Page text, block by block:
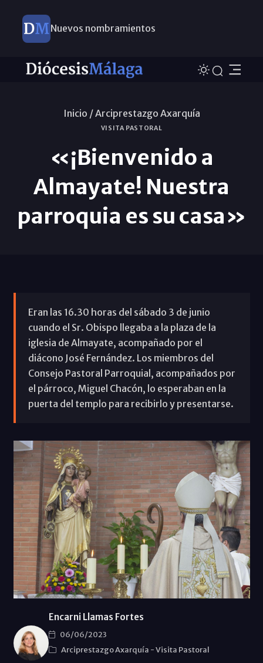
Nuevos nombramientos
Inicio /Arciprestazgo Axarquía
VISITA PASTORAL
«¡Bienvenido a
Almayate! Nuestra
parroquia es su casa»
Eran las 16.30 horas del sábado 3 de junio
cuando el Sr. Obispo llegaba a la plaza de la
iglesia de Almayate, acompañado por el
diácono José Fernández. Los miembros del
Consejo Pastoral Parroquial, acompañados por
el párroco, Miguel Chacón, lo esperaban en la
puerta del templo para recibirlo y presentarse.
Encarni Llamas Fortes
06/06/2023
Arciprestazgo Axarquía -Visita Pastoral